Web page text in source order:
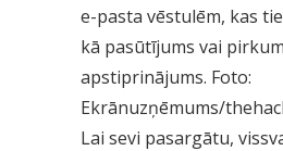
e-pasta vēstulēm, kas
kā pasūtījums vai
apstiprinājums. Foto:
Ekrānuzņēmums/
Lai sevi pasargātu,